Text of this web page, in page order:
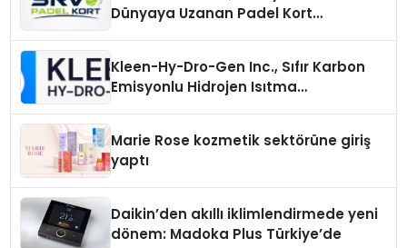
Dünyaya Uzanan Padel Kort
Kleen-Hy-Dro-Gen Inc., Sıfır Karbon
Emisyonlu Hidrojen Isıtma
Marie Rose kozmetik sektörüne giriş
yaptı
Daikin’den akıllı iklimlendirmede yeni
dönem: Madoka Plus Türkiye’de